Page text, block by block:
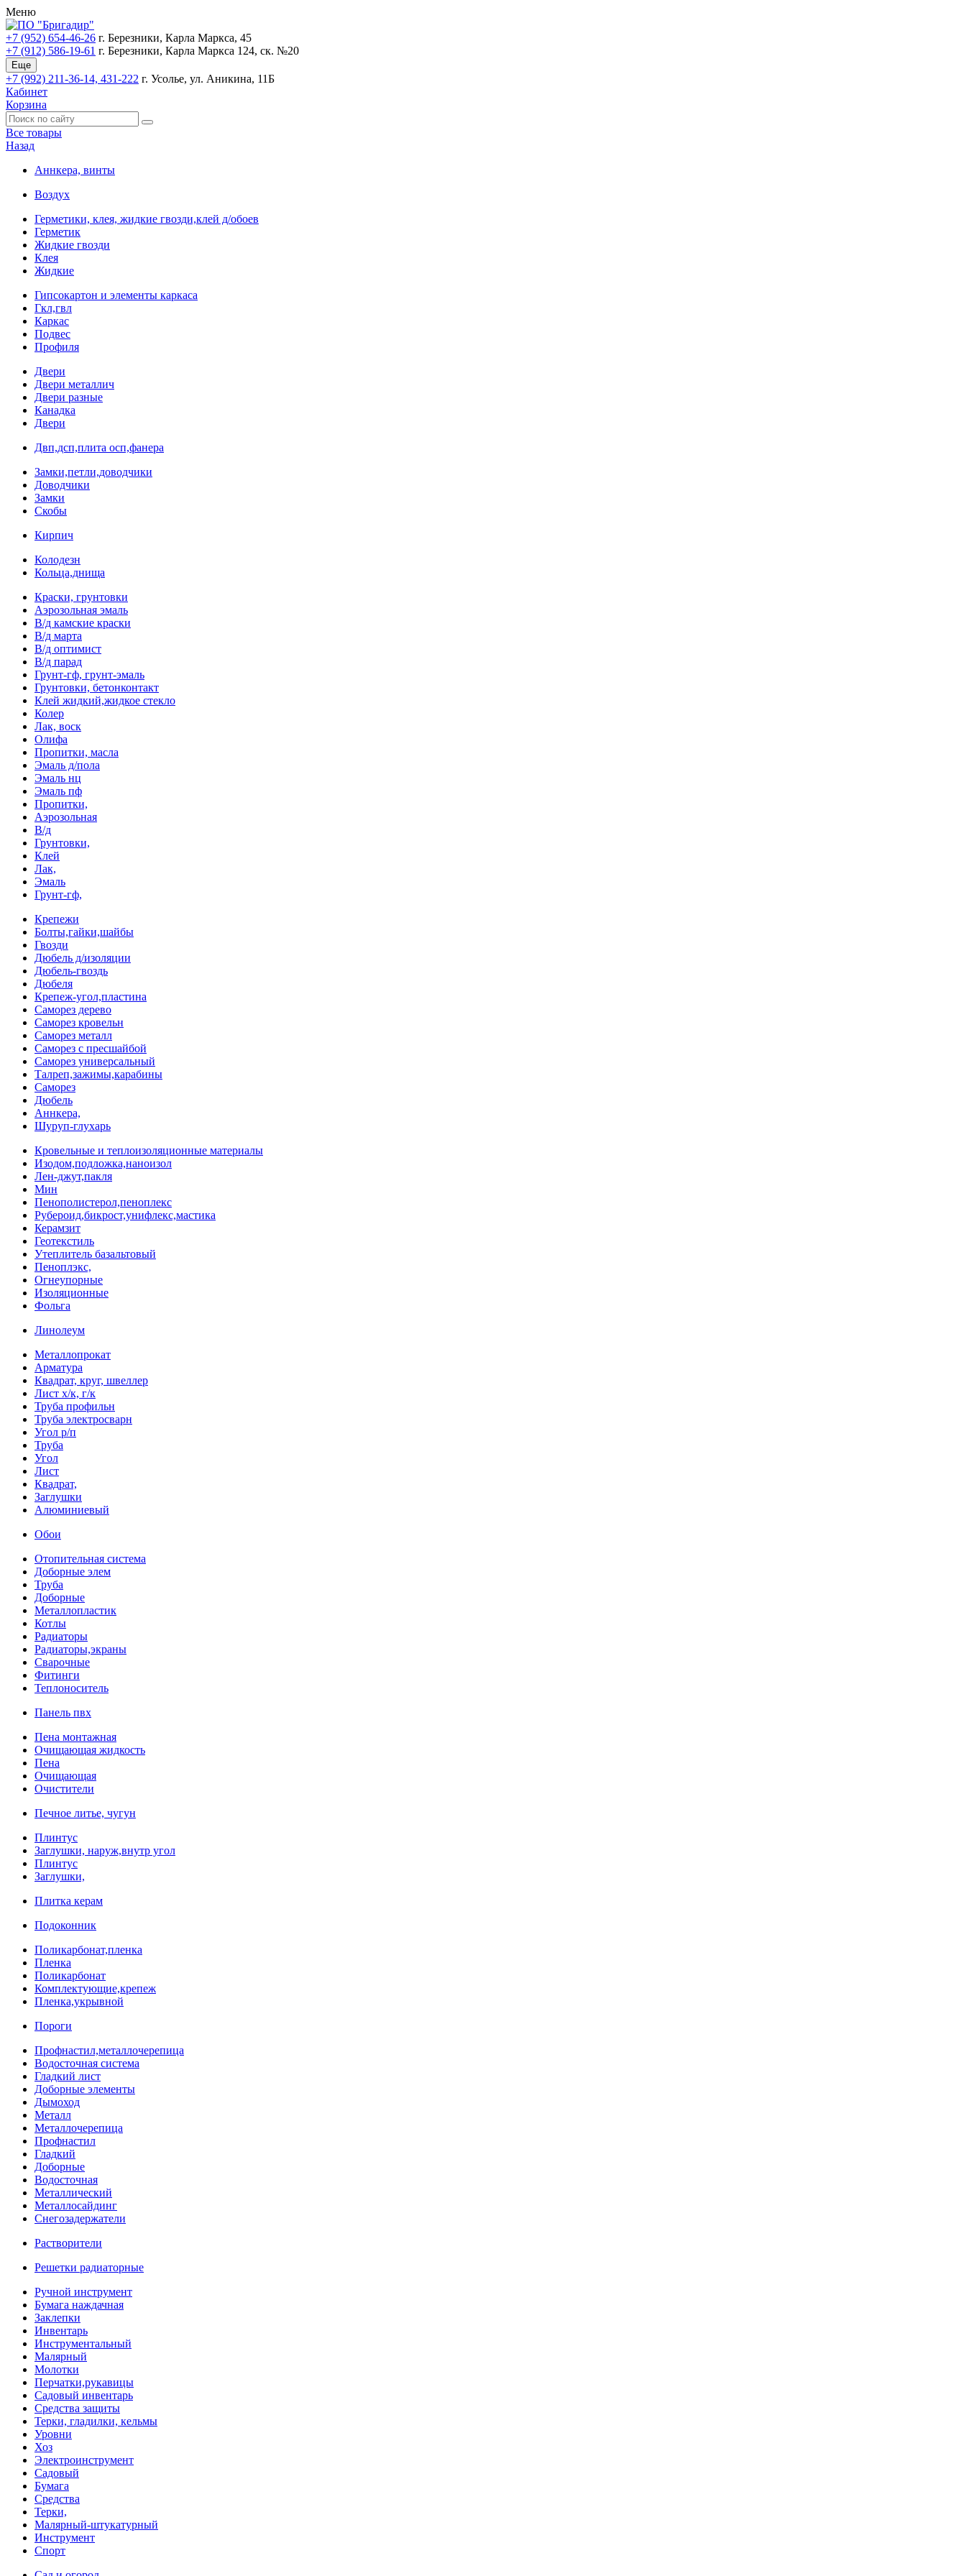
Меню
+7 (952) 654-46-26 г. Березники, Карла Маркса, 45
+7 (912) 586-19-61 г. Березники, Карла Маркса 124, ск. №20
Еще
+7 (992) 211-36-14, 431-222 г. Усолье, ул. Аникина, 11Б
Кабинет
Корзина
Все товары
Назад
Аннкера, винты
Воздух
Герметики, клея, жидкие гвозди,клей д/обоев
Герметик
Жидкие гвозди
Клея
Жидкие
Гипсокартон и элементы каркаса
Гкл,гвл
Каркас
Подвес
Профиля
Двери
Двери металлич
Двери разные
Канадка
Двери
Двп,дсп,плита осп,фанера
Замки,петли,доводчики
Доводчики
Замки
Скобы
Кирпич
Колодезн
Кольца,днища
Краски, грунтовки
Аэрозольная эмаль
В/д камские краски
В/д марта
В/д оптимист
В/д парад
Грунт-гф, грунт-эмаль
Грунтовки, бетонконтакт
Клей жидкий,жидкое стекло
Колер
Лак, воск
Олифа
Пропитки, масла
Эмаль д/пола
Эмаль нц
Эмаль пф
Пропитки,
Аэрозольная
В/д
Грунтовки,
Клей
Лак,
Эмаль
Грунт-гф,
Крепежи
Болты,гайки,шайбы
Гвозди
Дюбель д/изоляции
Дюбель-гвоздь
Дюбеля
Крепеж-угол,пластина
Саморез дерево
Саморез кровельн
Саморез металл
Саморез с пресшайбой
Саморез универсальный
Талреп,зажимы,карабины
Саморез
Дюбель
Аннкера,
Шуруп-глухарь
Кровельные и теплоизоляционные материалы
Изодом,подложка,наноизол
Лен-джут,пакля
Мин
Пенополистерол,пеноплекс
Рубероид,бикрост,унифлекс,мастика
Керамзит
Геотекстиль
Утеплитель базальтовый
Пеноплэкс,
Огнеупорные
Изоляционные
Фольга
Линолеум
Металлопрокат
Арматура
Квадрат, круг, швеллер
Лист х/к, г/к
Труба профильн
Труба электросварн
Угол р/п
Труба
Угол
Лист
Квадрат,
Заглушки
Алюминиевый
Обои
Отопительная система
Доборные элем
Труба
Доборные
Металлопластик
Котлы
Радиаторы
Радиаторы,экраны
Сварочные
Фитинги
Теплоноситель
Панель пвх
Пена монтажная
Очищающая жидкость
Пена
Очищающая
Очистители
Печное литье, чугун
Плинтус
Заглушки, наруж,внутр угол
Плинтус
Заглушки,
Плитка керам
Подоконник
Поликарбонат,пленка
Пленка
Поликарбонат
Комплектующие,крепеж
Пленка,укрывной
Пороги
Профнастил,металлочерепица
Водосточная система
Гладкий лист
Доборные элементы
Дымоход
Металл
Металлочерепица
Профнастил
Гладкий
Доборные
Водосточная
Металлический
Металлосайдинг
Снегозадержатели
Растворители
Решетки радиаторные
Ручной инструмент
Бумага наждачная
Заклепки
Инвентарь
Инструментальный
Малярный
Молотки
Перчатки,рукавицы
Садовый инвентарь
Средства защиты
Терки, гладилки, кельмы
Уровни
Хоз
Электроинструмент
Садовый
Бумага
Средства
Терки,
Малярный-штукатурный
Инструмент
Спорт